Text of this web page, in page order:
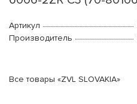
Артикул
Производитель
Все товары «ZVL SLOVAKIA»